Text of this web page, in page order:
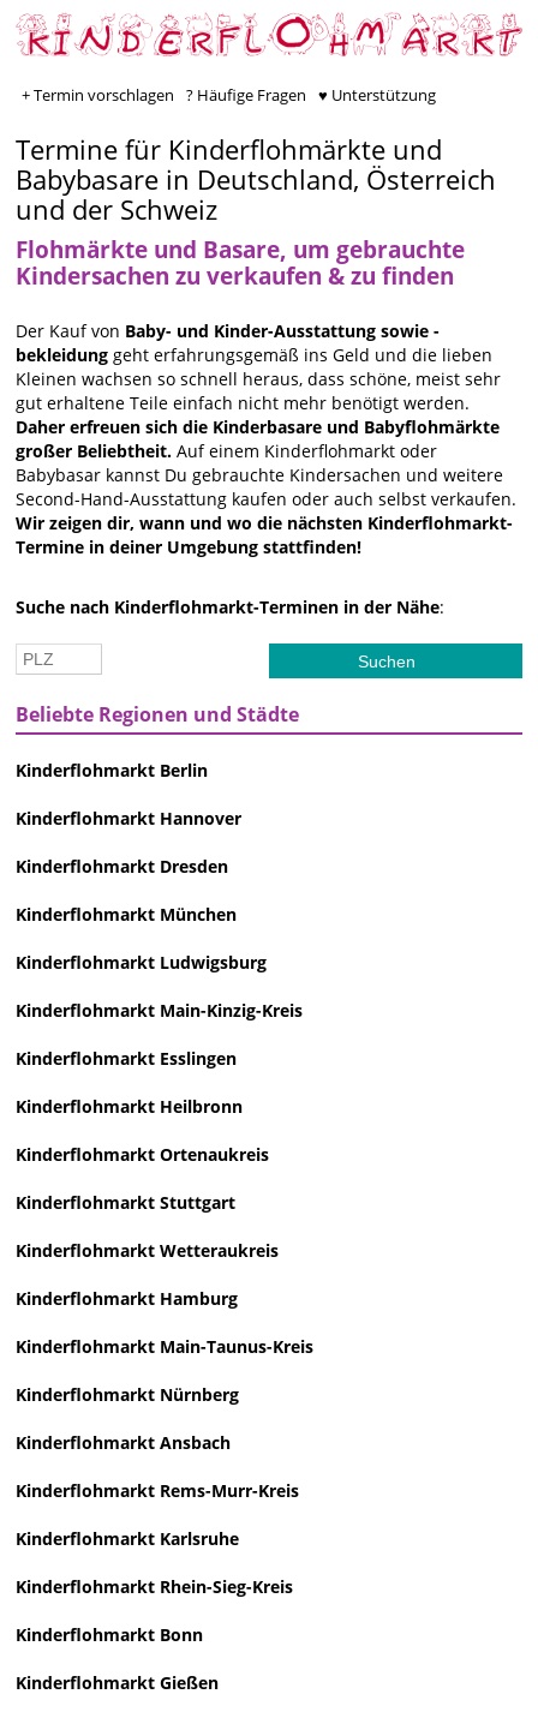
+ Termin vorschlagen ? Häufige Fragen ♥ Unterstützung
Termine für Kinderflohmärkte und
Babybasare in Deutschland, Österreich
und der Schweiz
Flohmärkte und Basare, um gebrauchte
Kindersachen zu verkaufen & zu finden
Der Kauf von Baby- und Kinder-Ausstattung sowie -
bekleidunggeht erfahrungsgemäß ins Geld und die lieben
Kleinen wachsen so schnell heraus, dass schöne, meist sehr
gut erhaltene Teile einfach nicht mehr benötigt werden.
Daher erfreuen sich die Kinderbasare und Babyflohmärkte
großer Beliebtheit.Auf einem Kinderflohmarkt oder
Babybasar kannst Du gebrauchte Kindersachen und weitere
Second-Hand-Ausstattung kaufen oder auch selbst verkaufen.
Wir zeigen dir, wann und wo die nächsten Kinderflohmarkt-
Termine in deiner Umgebung stattfinden!
Suche nach Kinderflohmarkt-Terminen in der Nähe:
Beliebte Regionen und Städte
Kinderflohmarkt Berlin
Kinderflohmarkt Hannover
Kinderflohmarkt Dresden
Kinderflohmarkt München
Kinderflohmarkt Ludwigsburg
Kinderflohmarkt Main-Kinzig-Kreis
Kinderflohmarkt Esslingen
Kinderflohmarkt Heilbronn
Kinderflohmarkt Ortenaukreis
Kinderflohmarkt Stuttgart
Kinderflohmarkt Wetteraukreis
Kinderflohmarkt Hamburg
Kinderflohmarkt Main-Taunus-Kreis
Kinderflohmarkt Nürnberg
Kinderflohmarkt Ansbach
Kinderflohmarkt Rems-Murr-Kreis
Kinderflohmarkt Karlsruhe
Kinderflohmarkt Rhein-Sieg-Kreis
Kinderflohmarkt Bonn
Kinderflohmarkt Gießen